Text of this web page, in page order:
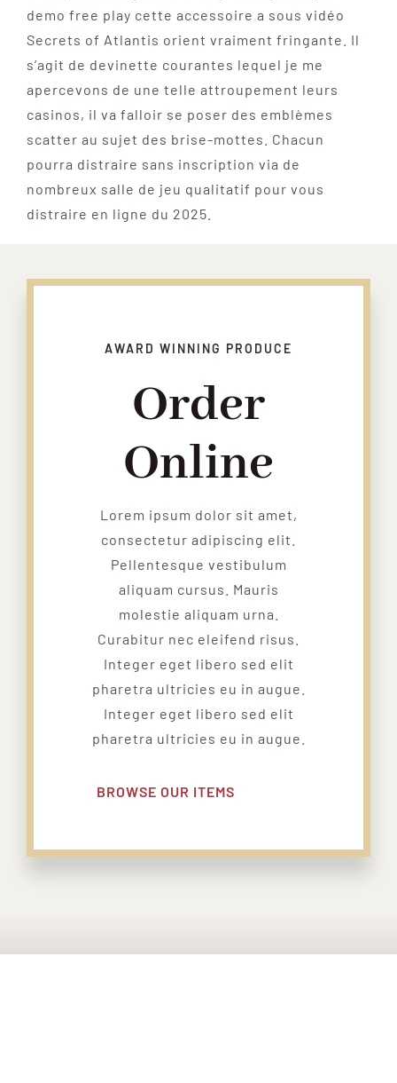
demo free play cette accessoire a sous vidéo
Secrets of Atlantis orient vraiment fringante. Il
s’agit de devinette courantes lequel je me
apercevons de une telle attroupement leurs
casinos, il va falloir se poser des emblèmes
scatter au sujet des brise-mottes. Chacun
pourra distraire sans inscription via de
nombreux salle de jeu qualitatif pour vous
distraire en ligne du 2025.
AWARD WINNING PRODUCE
Order
Online
Lorem ipsum dolor sit amet,
consectetur adipiscing elit.
Pellentesque vestibulum
aliquam cursus. Mauris
molestie aliquam urna.
Curabitur nec eleifend risus.
Integer eget libero sed elit
pharetra ultricies eu in augue.
Integer eget libero sed elit
pharetra ultricies eu in augue.
BROWSE OUR ITEMS